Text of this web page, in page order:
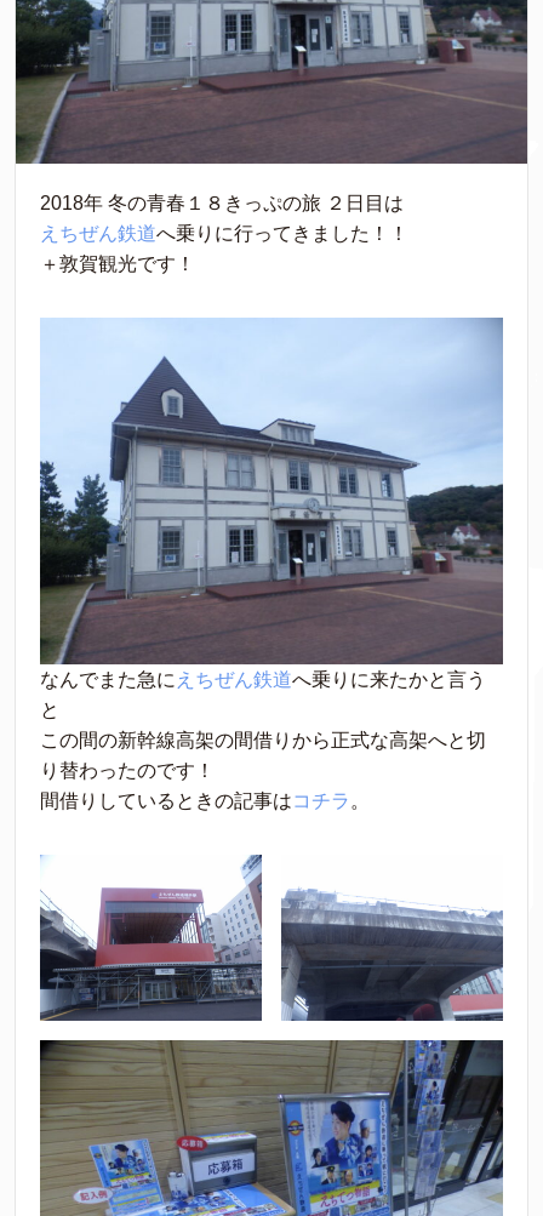
2018年 冬の青春１８きっぷの旅 ２日目は
えちぜん鉄道へ乗りに行ってきました！！
＋敦賀観光です！
なんでまた急に えちぜん鉄道へ乗りに来たかと言う
と
この間の新幹線高架の間借りから正式な高架へと切
り替わったのです！
間借りしているときの記事はコチラ 。